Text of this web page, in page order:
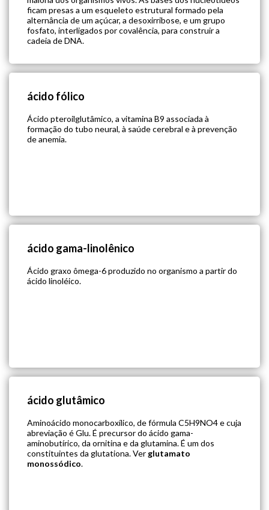
ficam presas a um esqueleto estrutural formado pela
alternância de um açúcar, a desoxirribose, e um grupo
fosfato, interligados por covalência, para construir a
cadeia de DNA.
ácido fólico
Ácido pteroilglutâmico, a vitamina B9 associada à
formação do tubo neural, à saúde cerebral e à prevenção
de anemia.
ácido gama-linolênico
Ácido graxo ômega-6 produzido no organismo a partir do
ácido linoléico.
ácido glutâmico
Aminoácido monocarboxílico, de fórmula C5H9NO4 e cuja
abreviação é Glu. É precursor do ácido gama-
aminobutírico, da ornitina e da glutamina. É um dos
constituintes da glutationa. Ver glutamato
monossódico.